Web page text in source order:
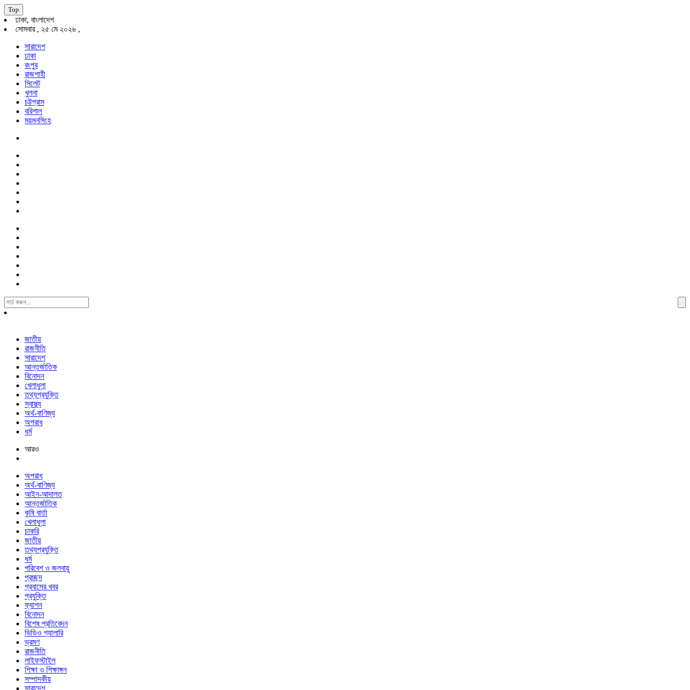
Top
ঢাকা, বাংলাদেশ
সোমবার , ২৫ মে ২০২৬ ,
সারাদেশ
ঢাকা
রংপুর
রাজশাহী
সিলেট
খুলনা
চট্টগ্রাম
বরিশাল
ময়মনসিংহ
Search
For:
জাতীয়
রাজনীতি
সারাদেশ
আন্তর্জাতিক
বিনোদন
খেলাধুলা
তথ্যপ্রযুক্তি
স্বাস্থ্য
অর্থ-বাণিজ্য
অপরাধ
ধর্ম
আরও
অপরাধ
অর্থ-বাণিজ্য
আইন-আদালত
আন্তর্জাতিক
কৃষি বার্তা
খেলাধুলা
চাকরি
জাতীয়
তথ্যপ্রযুক্তি
ধর্ম
পরিবেশ ও জলবায়ু
প্রচ্ছদ
প্রবাসের খবর
প্রযুক্তি
ফ্যাশন
বিনোদন
বিশেষ প্রতিবেদন
ভিডিও গ্যালারি
ভ্রমণ
রাজনীতি
লাইফস্টাইল
শিক্ষা ও শিক্ষাঙ্গন
সম্পাদকীয়
সারাদেশ